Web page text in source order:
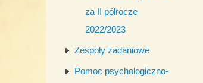
za II półrocze
2022/2023
Zespoły zadaniowe
Pomoc psychologiczno-